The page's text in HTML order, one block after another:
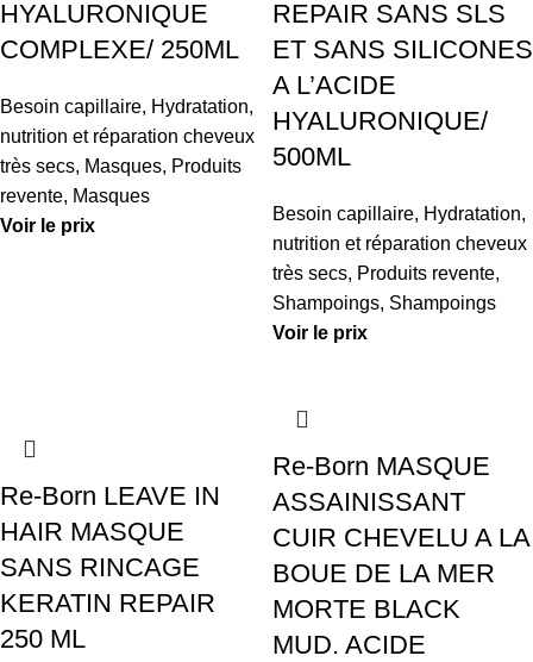
HYALURONIQUE
COMPLEXE/ 250ML
Besoin capillaire, Hydratation,
nutrition et réparation cheveux
très secs, Masques, Produits
revente, Masques
Voir le prix
REPAIR SANS SLS
ET SANS SILICONES
A L’ACIDE
HYALURONIQUE/
500ML
Besoin capillaire, Hydratation,
nutrition et réparation cheveux
très secs, Produits revente,
Shampoings, Shampoings
Voir le prix
Re-Born LEAVE IN
HAIR MASQUE
SANS RINCAGE
KERATIN REPAIR
250 ML
Re-Born MASQUE
ASSAINISSANT
CUIR CHEVELU A LA
BOUE DE LA MER
MORTE BLACK
MUD. ACIDE